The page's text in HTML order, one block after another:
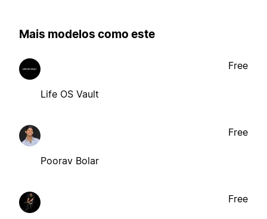
Mais modelos como este
Life OS Vault
Free
Poorav Bolar
Free
Free